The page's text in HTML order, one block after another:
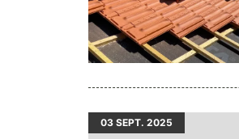
03 SEPT. 2025